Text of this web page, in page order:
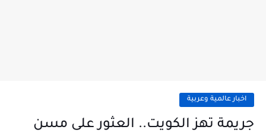
اخبار عالمية وعربية
جريمة تهز الكويت.. العثور على مسن